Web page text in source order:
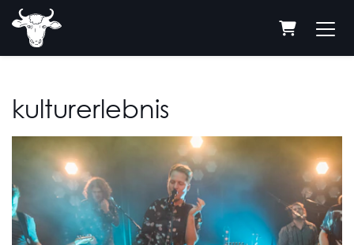
kulturerlebnis